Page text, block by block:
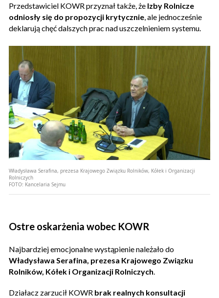
Przedstawiciel KOWR przyznał także, że Izby Rolnicze
odniosły się do propozycji krytycznie , ale jednocześnie
deklarują chęć dalszych prac nad uszczelnieniem systemu.
Władysława Serafina, prezesa Krajowego Związku Rolników, Kółek i Organizacji
Rolniczych
FOTO: Kancelaria Sejmu
Ostre oskarżenia wobec KOWR
Najbardziej emocjonalne wystąpienie należało do
Władysława Serafina, prezesa Krajowego Związku
Rolników, Kółek i Organizacji Rolniczych.
Działacz zarzucił KOWR brak realnych konsultacji